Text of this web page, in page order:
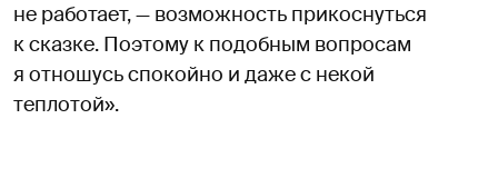
не работает, — возможность прикоснуться
к сказке. Поэтому к подобным вопросам
я отношусь спокойно и даже с некой
теплотой».